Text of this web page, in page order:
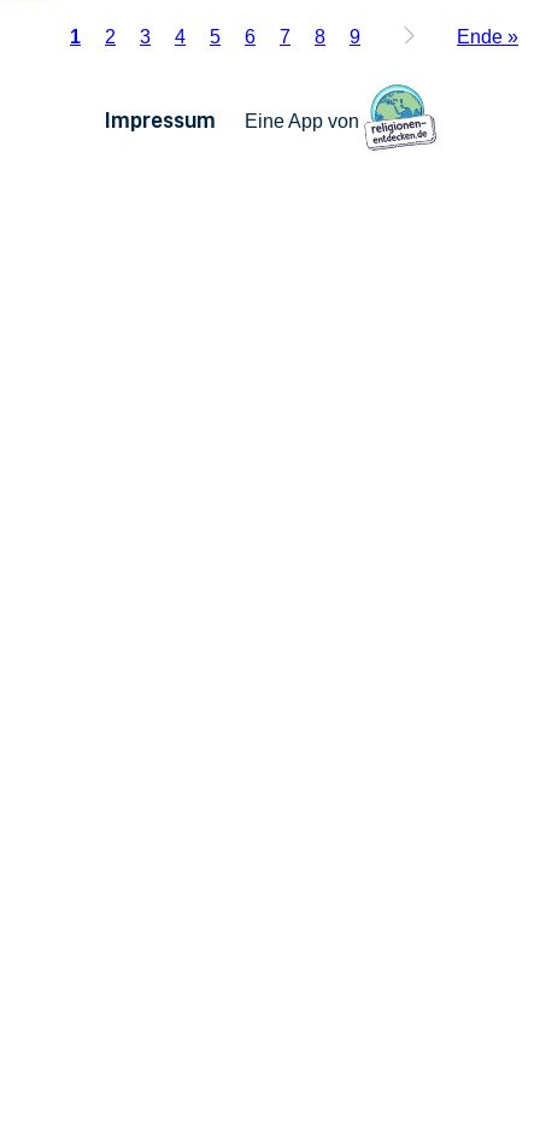
Aktuelle
Seite
1 Page
2 Page
3 Page
4 Page
5 Page
6 Page
7 Page
8 Page
9
Letzte
Seite
Ende »
Impressum Eine App von